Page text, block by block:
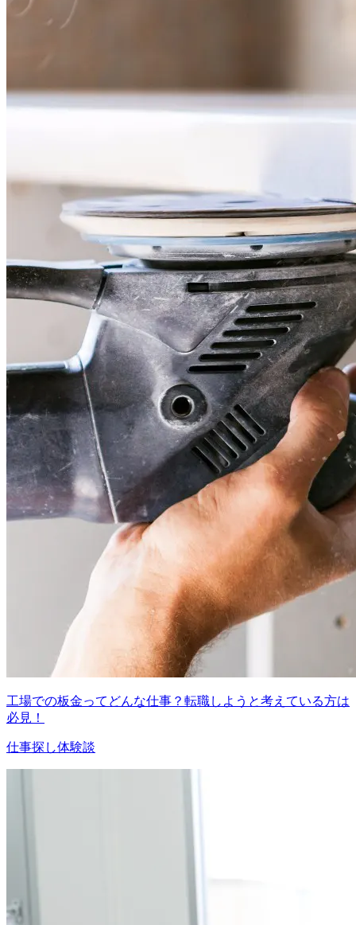
工場での板金ってどんな仕事？転職しようと考えている方は
必見！
仕事探し体験談